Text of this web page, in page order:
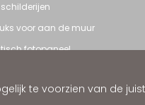
te voorzien van de
voor aan de muur
fotopaneel